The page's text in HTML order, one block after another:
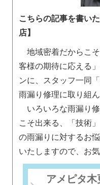
こちらの記事を書い
店】
地域密着だからこ
客様の期待に応える
ンに、スタッフ一同
雨漏り修理に取り組ん
いろいろな雨漏り
こそ出来る、「技術
の雨漏りに対するお
いたしますので、お
アメピタ